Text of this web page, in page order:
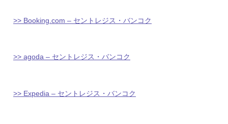
>> Booking.com – セントレジス・バンコク
>> agoda – セントレジス・バンコク
>> Expedia – セントレジス・バンコク